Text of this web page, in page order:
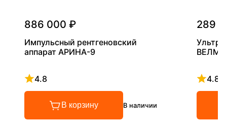
886 000 ₽
Импульсный рентгеновский
аппарат АРИНА-9
4.8
Рейтинг 4.8 из 5
В корзину В наличии
289
4.8